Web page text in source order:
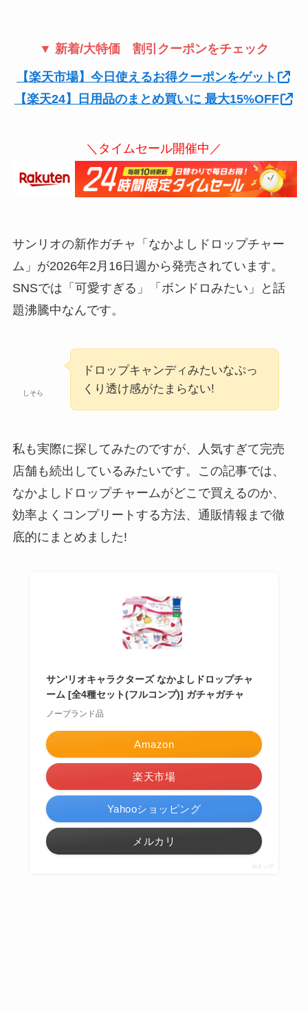
▼ 新着/大特価 割引クーポンをチェック
【楽天市場】今日使えるお得クーポンをゲット
【楽天24】日用品のまとめ買いに 最大15%OFF
＼タイムセール開催中／
サンリオの新作ガチャ「なかよしドロップチャー
ム」が2026年2月16日週から発売されています。
SNSでは「可愛すぎる」「ボンドロみたい」と話
題沸騰中なんです。
しそら
ドロップキャンディみたいなぷっ
くり透け感がたまらない!
私も実際に探してみたのですが、人気すぎて完売
店舗も続出しているみたいです。この記事では、
なかよしドロップチャームがどこで買えるのか、
効率よくコンプリートする方法、通販情報まで徹
底的にまとめました!
サン'リオキャラクターズ なかよしドロップチャ
ーム [全4種セット(フルコンプ)] ガチャガチャ
ノーブランド品
Amazon
楽天市場
Yahooショッピング
メルカリ
ポチップ